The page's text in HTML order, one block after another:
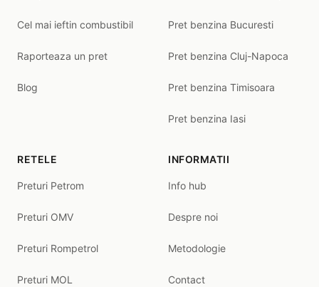
Cel mai ieftin combustibil
Raporteaza un pret
Blog
Pret benzina Bucuresti
Pret benzina Cluj-Napoca
Pret benzina Timisoara
Pret benzina Iasi
RETELE
Preturi Petrom
Preturi OMV
Preturi Rompetrol
Preturi MOL
INFORMATII
Info hub
Despre noi
Metodologie
Contact